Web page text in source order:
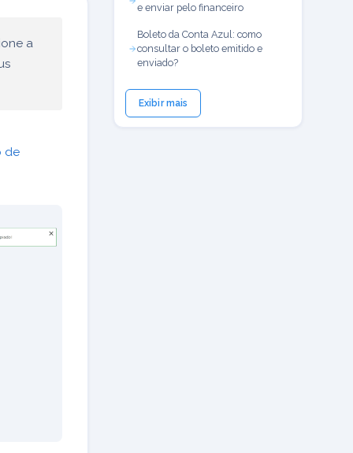
a
de
e enviar pelo financeiro
Boleto da Conta Azul: como
consultar o boleto emitido e
enviado?
Exibir mais